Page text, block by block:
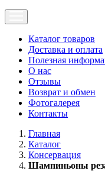
Каталог товаров
Доставка и оплата
Полезная
О нас
Отзывы
Возврат и обмен
Фотогалерея
Контакты
Главная
Каталог
Консервация
Шампиньоны